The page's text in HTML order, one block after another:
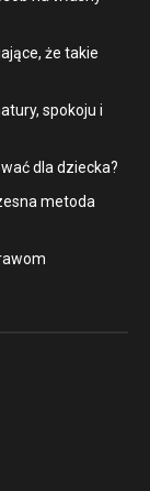
że takie
spokoju i
dla dziecka?
metoda